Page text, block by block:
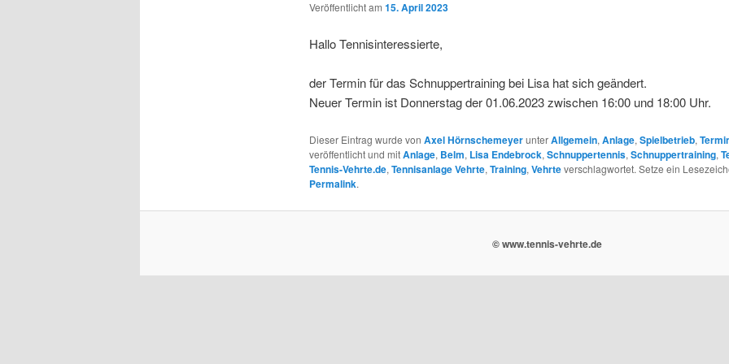
Veröffentlicht am 15. April 2023
Hallo Tennisinteressierte,
der Termin für das Schnuppertraining bei Lisa hat sich geändert.
Neuer Termin ist Donnerstag der 01.06.2023 zwischen 16:00 und 18:00 Uhr.
Dieser Eintrag wurde von Axel HörnschemeyerunterAllgemein, Anlage, Spielbetrieb,
veröffentlicht und mitAnlage, Belm, Lisa Endebrock, Schnuppertennis, Schnuppertraining,
Tennis-Vehrte.de, Tennisanlage Vehrte, Training, Vehrteverschlagwortet. Setze ein
Permalink.
© www.tennis-vehrte.de